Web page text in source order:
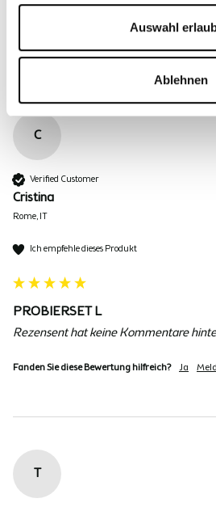
Auswahl
Ablehnen
Suchen:
C
Verified Customer
Cristina
Rome, IT
Ich empfehle dieses Produkt
PROBIERSET L
Rezensent hat keine Kommentare
Fanden Sie diese Bewertung hilfreich? Ja
T